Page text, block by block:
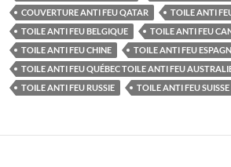
COUVERTURE ANTI FEU QATAR
TOILE ANTI
TOILE ANTI FEU BELGIQUE
TOILE ANTI FEU
TOILE ANTI FEU CHINE
TOILE ANTI FEU
TOILE ANTI FEU QUÉBEC TOILE ANTI FEU
TOILE ANTI FEU RUSSIE
TOILE ANTI FEU SUISSE